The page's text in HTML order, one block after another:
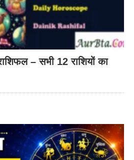
– सभी 12 राशियों का